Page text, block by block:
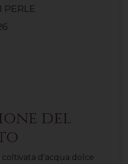
del
coltivata d'acqua dolce